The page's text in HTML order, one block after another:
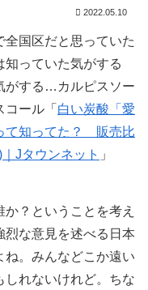
2022.05.10
国区だと思っていた
知っていた気がする
がする…カルピスソー
ール「 白い炭酸「愛
て知ってた？ 販売比
Jタウンネット 」
？ということを考え
な意見を述べる日本
。みんなどこか遠い
しれないけれど。ちな